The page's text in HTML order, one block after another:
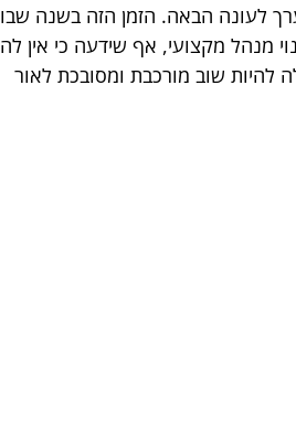
לעונה הבאה. הזמן הזה בשנה שבו
מנהל מקצועי, אף שידעה כי אין לה
להיות שוב מורכבת ומסובכת לאור